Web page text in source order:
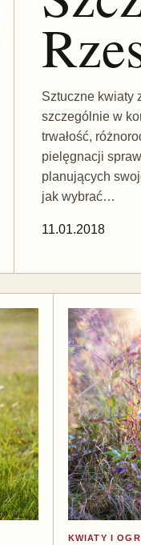
Sztuczne kwiaty
szczególnie w
trwałość,
pielęgnacji
planujących
jak wybrać…
11.01.2018
KWIATY I